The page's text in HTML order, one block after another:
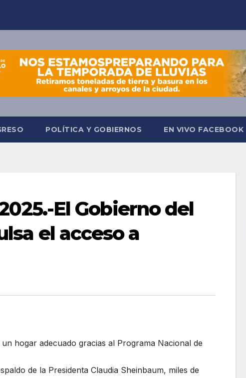
POLÍTICA Y GOBIERNOS EN VIVO FACEBOOK
El Gobierno del
el acceso a
hogar adecuado gracias al Programa Nacional de
de la Presidenta Claudia Sheinbaum, miles de